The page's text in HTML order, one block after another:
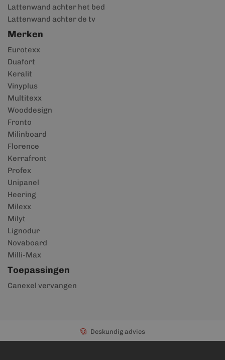
Lattenwand achter het bed
Lattenwand achter de tv
Merken
Eurotexx
Duafort
Keralit
Vinyplus
Multitexx
Wooddesign
Fronto
Milinboard
Florence
Kerrafront
Profex
Unipanel
Heering
Milexx
Milyt
Lignodur
Novaboard
Milli-Max
Toepassingen
Canexel vervangen
Deskundig advies